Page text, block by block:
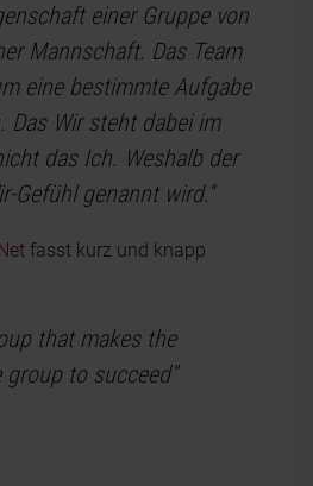
einer Gruppe von
Mannschaft. Das Team
eine bestimmte Aufgabe
Das Wir steht dabei im
das Ich. Weshalb der
Gefühl genannt wird.“
fasst kurz und knapp
that makes the
to succeed”